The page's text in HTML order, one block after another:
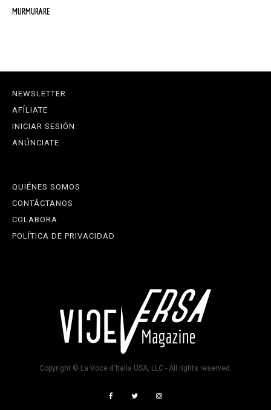
MURMURARE
NEWSLETTER
AFÍLIATE
INICIAR SESIÓN
ANÚNCIATE
QUIÉNES SOMOS
CONTÁCTANOS
COLABORA
POLÍTICA DE PRIVACIDAD
Copyright © La Voce d'Italia USA, LLC - All rights reserved.